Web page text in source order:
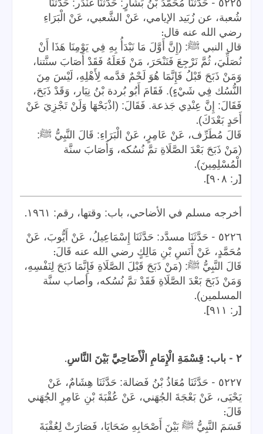
٥٢٢٥ - حَدَّثَنَا مُحَمَّدُ بْنُ بَشَّارٍ: حَدَّثَنَا غُنْدَر: حَدَّثَنَا
شُعبة، عن زُبَيد الإيامي، عَنْ الشَّعبي، عَنْ الْبَرَاءِ
رضي الله عنه قال:
قال النبي ﷺ: (إِنَّ أَوَّلَ مَا نَبْدَأُ بِهِ فِي يَوْمِنَا هَذَا أَنْ
نُصَلِّيَ، ثُمَّ نَرْجِعَ فَنَنْحَرَ، مَنْ فَعَلَهُ فَقَدْ أَصَابَ سنَّتنا،
وَمَنْ ذَبَحَ قَبْلُ فَإِنَّمَا هُوَ لَحْمٌ قدَّمه لِأَهْلِهِ، لَيْسَ مِنَ
النُّسُك فِي شَيْءٍ). فَقَامَ أَبُو بُردة بْنُ نِيَار، وَقَدْ ذَبَحَ،
فَقَالَ: إِنَّ عِنْدِي جَذعة. فَقَالَ: (اذْبَحْهَا وَلَنْ تَجْزِيَ عَنْ
أَحَدٍ بَعْدَكَ).
قَالَ مُطَرِّف، عَنْ عَامِرٍ، عَنْ الْبَرَاءِ: قَالَ النَّبِيُّ ﷺ:
(مَنْ ذَبَحَ بَعْدَ الصَّلَاةِ تمَّ نُسُكه، وَأَصَابَ سنَّة
الْمُسْلِمِينَ).
[ر: ٩٠٨ ].
أخرجه مسلم في الأضاحي، باب: وقتها، رقم: ١٩٦١ .
٥٢٢٦ - حَدَّثَنَا مسدَّد: حَدَّثَنَا إِسْمَاعِيلُ، عَنْ أَيُّوبَ، عَنْ
مُحَمَّدٍ، عَنْ أَنَسِ بْنِ مَالِكٍ رضي الله عنه قَالَ:
قَالَ النَّبِيُّ ﷺ: (مَنْ ذَبَحَ قَبْلَ الصَّلَاةِ فَإِنَّمَا ذَبَحَ لِنَفْسِهِ،
وَمَنْ ذَبَحَ بَعْدَ الصَّلَاةِ فَقَدْ تمَّ نُسُكه، وأصاب سنَّة
المسلمين).
[ر: ٩١١ ].
٢ - باب: قِسْمَةِ الْإِمَامِ الْأَضَاحِيَّ بَيْنَ النَّاسِ.
٥٢٢٧ - حَدَّثَنَا مُعَاذُ بْنُ فَضالة: حَدَّثَنَا هِشَامٌ، عَنْ
يَحْيَى، عَنْ بَعْجَةَ الجُهَني، عَنْ عُقْبَةَ بْنِ عَامِرٍ الجُهَني
قَالَ:
قَسَمَ النَّبِيُّ ﷺ بَيْنَ أَصْحَابِهِ ضَحَايَا، فَصَارَتْ لِعُقْبَةَ